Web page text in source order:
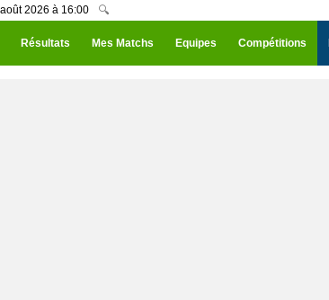
2026 à 16:00 🔍
Résultats Mes Matchs Equipes Compétitions